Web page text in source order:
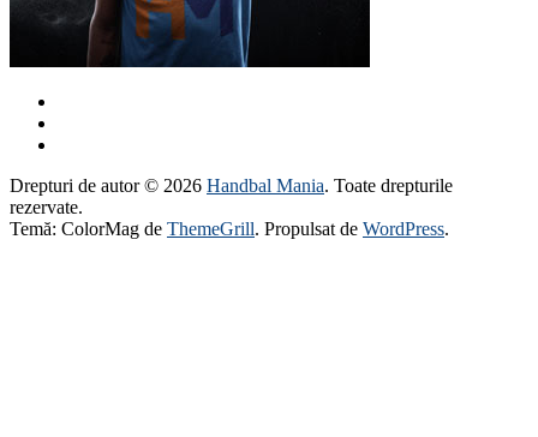
Drepturi de autor © 2026 Handbal Mania. Toate drepturile
rezervate.
Temă: ColorMag de ThemeGrill. Propulsat de WordPress.